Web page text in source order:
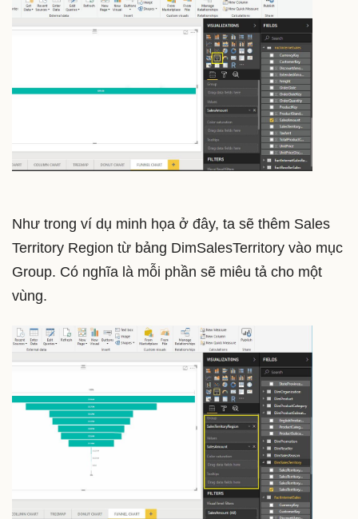
Như trong ví dụ minh họa ở đây, ta sẽ thêm Sales
Territory Region từ bảng DimSalesTerritory vào mục
Group. Có nghĩa là mỗi phần sẽ miêu tả cho một
vùng.